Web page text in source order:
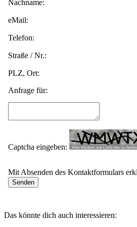
Nachname:
eMail:
Telefon:
Straße / Nr.:
PLZ, Ort:
Anfrage für:
Captcha eingeben:
Mit Absenden des Kontaktformulars
Das könnte dich auch interessieren: